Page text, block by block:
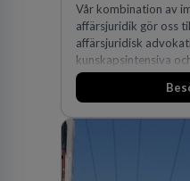
Vår kombination av
affärsjuridik gör oss
affärsjuridisk
kunskapsintensiva
expertis inom IP-
marknadsledande
skydda, utveckla